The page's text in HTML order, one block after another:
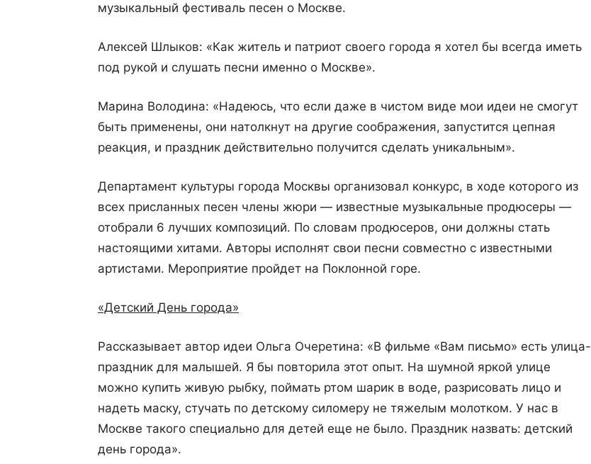
музыкальный фестиваль песен о Москве.
Алексей Шлыков: «Как житель и патриот своего города я хотел бы всегда иметь
под рукой и слушать песни именно о Москве».
Марина Володина: «Надеюсь, что если даже в чистом виде мои идеи не смогут
быть применены, они натолкнут на другие соображения, запустится цепная
реакция, и праздник действительно получится сделать уникальным».
Департамент культуры города Москвы организовал конкурс, в ходе которого из
всех присланных песен члены жюри — известные музыкальные продюсеры —
отобрали 6 лучших композиций. По словам продюсеров, они должны стать
настоящими хитами. Авторы исполнят свои песни совместно с известными
артистами. Мероприятие пройдет на Поклонной горе.
«Детский День города»
Рассказывает автор идеи Ольга Очеретина: «В фильме «Вам письмо» есть улица-
праздник для малышей. Я бы повторила этот опыт. На шумной яркой улице
можно купить живую рыбку, поймать ртом шарик в воде, разрисовать лицо и
надеть маску, стучать по детскому силомеру не тяжелым молотком. У нас в
Москве такого специально для детей еще не было. Праздник назвать: детский
день города».